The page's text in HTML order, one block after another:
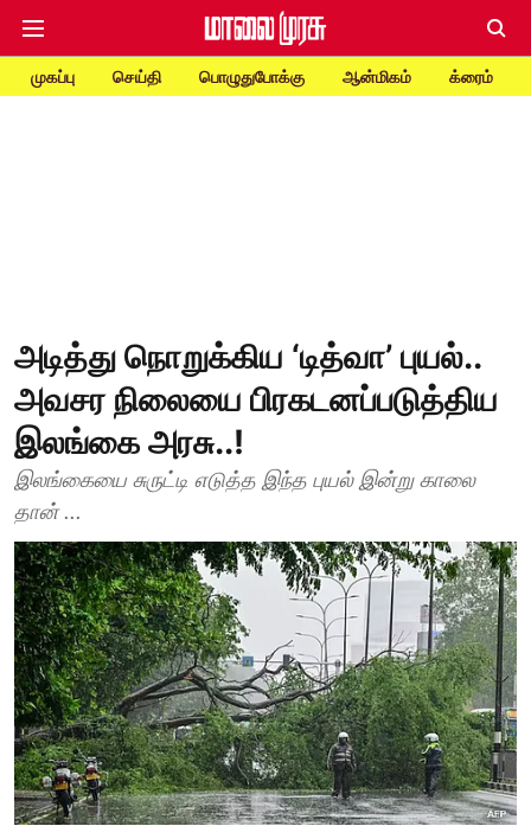
முகப்பு செய்தி பொழுதுபோக்கு ஆன்மிகம் க்ரைம்
அடித்து நொறுக்கிய ‘டித்வா’ புயல்..
அவசர நிலையை பிரகடனப்படுத்திய
இலங்கை அரசு..!
இலங்கையை சுருட்டி எடுத்த இந்த புயல் இன்று காலை
தான் ...